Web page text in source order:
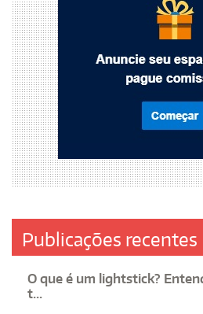
Publicações recentes
O que é um lightstick?
t...